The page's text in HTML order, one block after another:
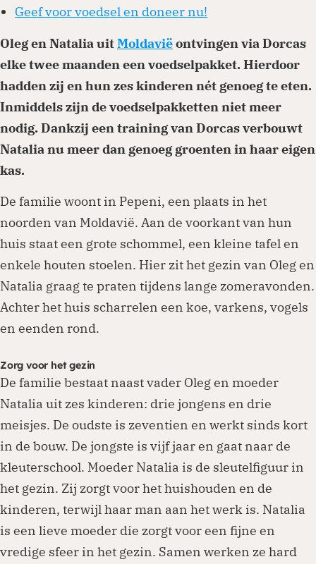
Geef voor voedsel en doneer nu!
Oleg en Natalia uitMoldaviëontvingen via Dorcas
elke twee maanden een voedselpakket. Hierdoor
hadden zij en hun zes kinderen nét genoeg te eten.
Inmiddels zijn de voedselpakketten niet meer
nodig. Dankzij een training van Dorcas verbouwt
Natalia nu meer dan genoeg groenten in haar eigen
kas.
De familie woont in Pepeni, een plaats in het
noorden van Moldavië. Aan de voorkant van hun
huis staat een grote schommel, een kleine tafel en
enkele houten stoelen. Hier zit het gezin van Oleg en
Natalia graag te praten tijdens lange zomeravonden.
Achter het huis scharrelen een koe, varkens, vogels
en eenden rond.
Zorg voor het gezin
De familie bestaat naast vader Oleg en moeder
Natalia uit zes kinderen: drie jongens en drie
meisjes. De oudste is zeventien en werkt sinds kort
in de bouw. De jongste is vijf jaar en gaat naar de
kleuterschool. Moeder Natalia is de sleutelfiguur in
het gezin. Zij zorgt voor het huishouden en de
kinderen, terwijl haar man aan het werk is. Natalia
is een lieve moeder die zorgt voor een fijne en
vredige sfeer in het gezin. Samen werken ze hard
Doneren